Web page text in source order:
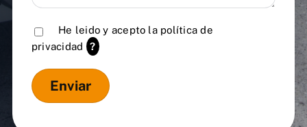
He leido y acepto la política de
privacidad
?